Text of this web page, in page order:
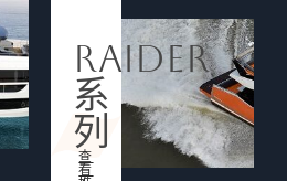
Raider
系
列
查
看